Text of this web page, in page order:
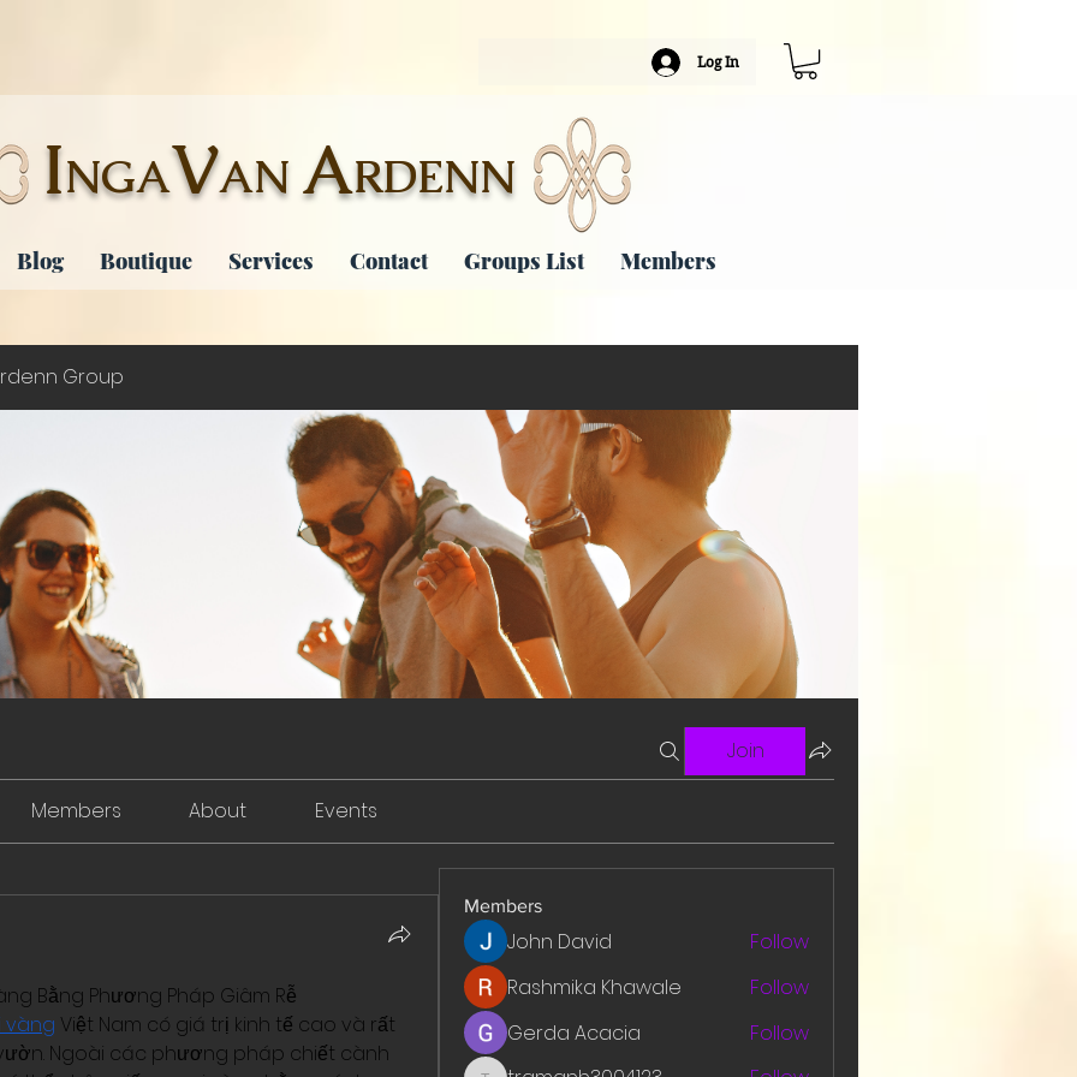
Log In
INGAVAN ARDENN
Blog Boutique Services Contact Groups List Members
Group
Join
Members About Events
Bằng Phương Pháp Giâm Rễ
vàng Việt Nam có giá trị kinh tế cao và rất
Ngoài các phương pháp chiết cành
Members
John David
Follow
Rashmika Khawale
Follow
Gerda Acacia
Follow